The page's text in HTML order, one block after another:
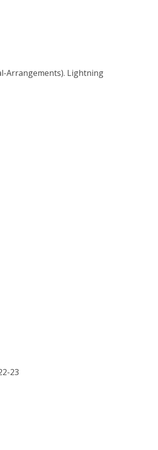
Arrangements). Lightning
23